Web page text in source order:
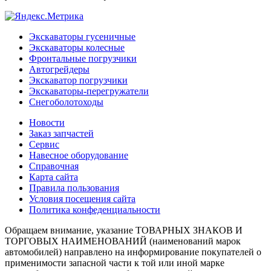
Экскаваторы гусеничные
Экскаваторы колесные
Фронтальные погрузчики
Автогрейдеры
Экскаватор погрузчики
Экскаваторы-перегружатели
Снегоболотоходы
Новости
Заказ запчастей
Сервис
Навесное оборудование
Справочная
Карта сайта
Правила пользования
Условия посещения сайта
Политика конфеденциальности
Обращаем внимание, указание ТОВАРНЫХ ЗНАКОВ И
ТОРГОВЫХ НАИМЕНОВАНИЙ (наименований марок
автомобилей) направлено на информирование покупателей о
применимости запасной части к той или иной марке